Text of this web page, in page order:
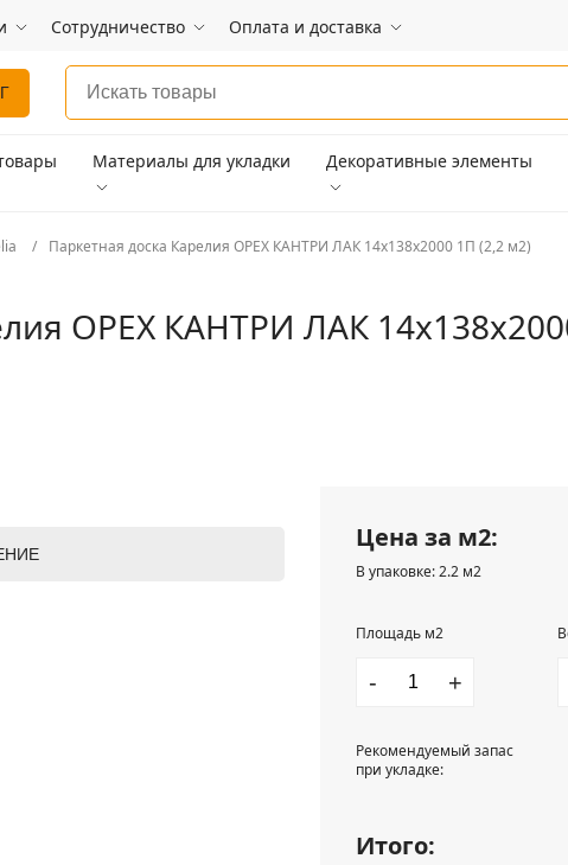
Сотрудничество Оплата и доставка
Материалы для укладки Декоративные элементы
Паркетная доска Карелия ОРЕХ КАНТРИ ЛАК 14x138x2000 1П (2,2 м2)
ОРЕХ КАНТРИ ЛАК
Цена за м2:
В упаковке: 2.2 м2
Площадь м2
- +
Рекомендуемый запас
при укладке:
Итого: